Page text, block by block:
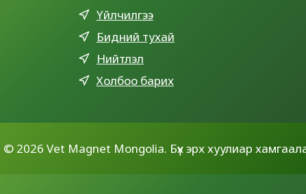
Үйлчилгээ
Бидний тухай
Нийтлэл
Холбоо барих
© 2026 Vet Magnet Mongolia. Бүх эрх хуулиар